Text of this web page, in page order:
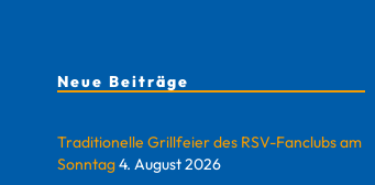
Neue Beiträge
Traditionelle Grillfeier des RSV-Fanclubs am
Sonntag4. August 2026